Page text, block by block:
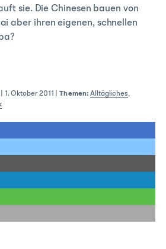
sie. Die Chinesen bauen von
aber ihren eigenen, schnellen
1. Oktober 2011 |Themen: Alltägliches,